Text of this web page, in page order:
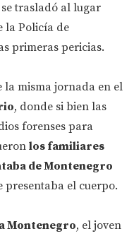
trasladó al lugar
la Policía de
primeras pericias.
la misma jornada en el
, donde si bien las
forenses para
los familiares
de Montenegro
presentaba el cuerpo.
Montenegro, el joven